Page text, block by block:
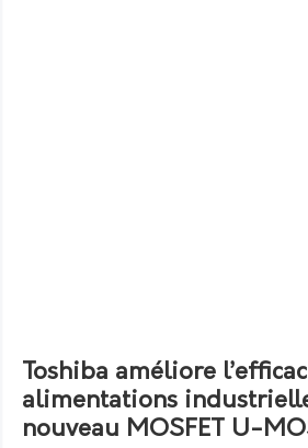
Toshiba améliore
alimentations
nouveau MOSFET U-